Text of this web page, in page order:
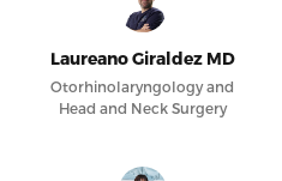
Laureano Giraldez MD
Otorhinolaryngology and
Head and Neck Surgery